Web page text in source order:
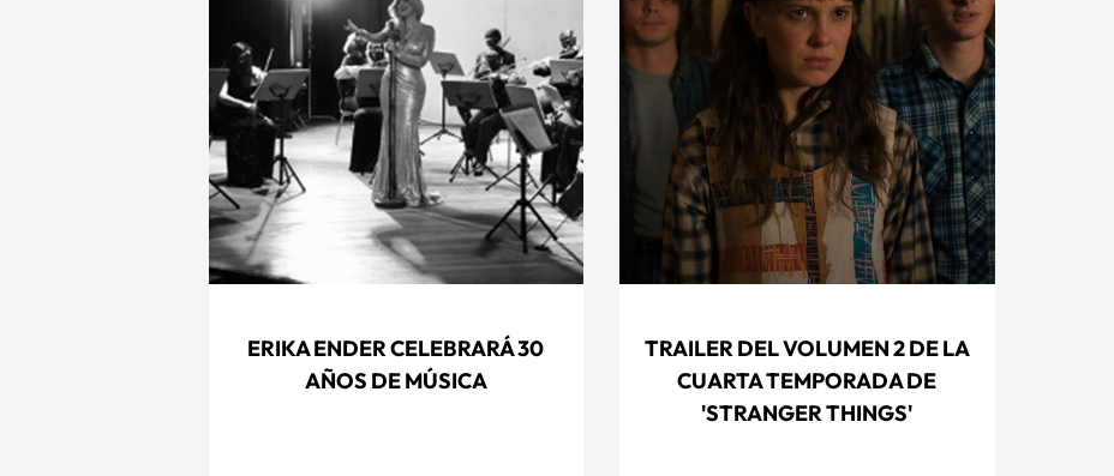
ERIKA ENDER CELEBRARÁ 30
AÑOS DE MÚSICA
TRAILER DEL VOLUMEN 2 DE LA
CUARTA TEMPORADA DE
'STRANGER THINGS'